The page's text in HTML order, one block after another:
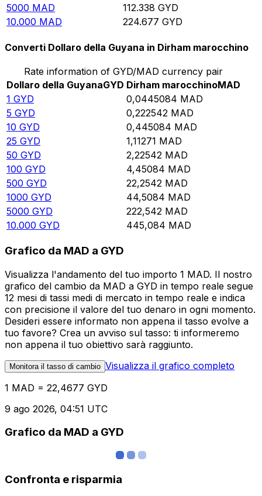
5000 MAD 112.338 GYD
10.000 MAD 224.677 GYD
Converti Dollaro della Guyana in Dirham marocchino
Rate information of GYD/MAD currency pair
Dollaro della GuyanaGYD Dirham marocchinoMAD
1 GYD 0,0445084 MAD
5 GYD 0,222542 MAD
10 GYD 0,445084 MAD
25 GYD 1,11271 MAD
50 GYD 2,22542 MAD
100 GYD 4,45084 MAD
500 GYD 22,2542 MAD
1000 GYD 44,5084 MAD
5000 GYD 222,542 MAD
10.000 GYD 445,084 MAD
Grafico da MAD a GYD
Visualizza l'andamento del tuo importo 1 MAD. Il nostro
grafico del cambio da MAD a GYD in tempo reale segue
12 mesi di tassi medi di mercato in tempo reale e indica
con precisione il valore del tuo denaro in ogni momento.
Desideri essere informato non appena il tasso evolve a
tuo favore? Crea un avviso sul tasso: ti informeremo
non appena il tuo obiettivo sarà raggiunto.
Monitora il tasso di cambio Visualizza il grafico completo
1 MAD = 22,4677 GYD
9 ago 2026, 04:51 UTC
Grafico da MAD a GYD
Confronta e risparmia